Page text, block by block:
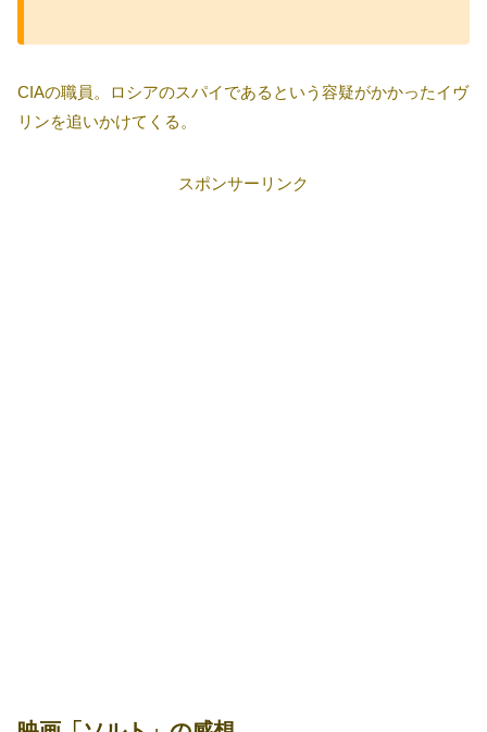
CIAの職員。ロシアのスパイであるという容疑がかかったイヴ
リンを追いかけてくる。
スポンサーリンク